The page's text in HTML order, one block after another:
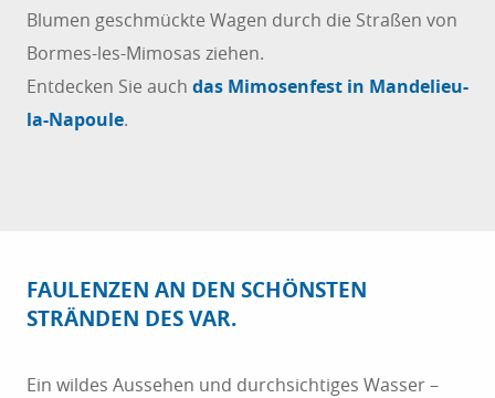
Blumen geschmückte Wagen durch die Straßen von
Bormes-les-Mimosas ziehen.
Entdecken Sie auch das Mimosenfest in Mandelieu-
la-Napoule.
FAULENZEN AN DEN SCHÖNSTEN
STRÄNDEN DES VAR.
Ein wildes Aussehen und durchsichtiges Wasser –